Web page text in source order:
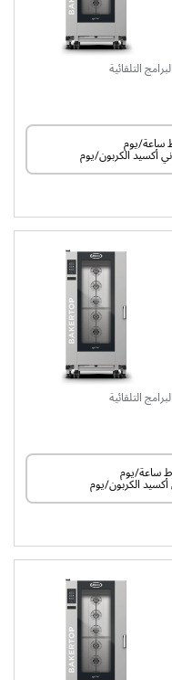
البرامج التلقائية
البرامج التلقائية